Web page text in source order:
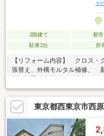
そ
2階建て 都
駐車2台
所
【リフォーム内容】 クロス・
張替え、外構モルタル補修、
新規交換、トイレ新規交換、
配管交換
東京都西東京市西